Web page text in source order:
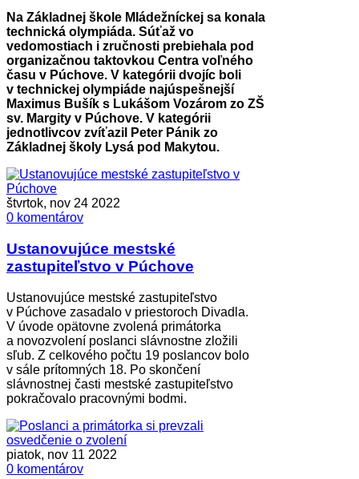
Na Základnej škole Mládežníckej sa konala
technická olympiáda. Súťaž vo
vedomostiach i zručnosti prebiehala pod
organizačnou taktovkou Centra voľného
času v Púchove. V kategórii dvojíc boli
v technickej olympiáde najúspešnejší
Maximus Bušík s Lukášom Vozárom zo ZŠ
sv. Margity v Púchove. V kategórii
jednotlivcov zvíťazil Peter Pánik zo
Základnej školy Lysá pod Makytou.
štvrtok, nov 24 2022
0 komentárov
Ustanovujúce mestské
zastupiteľstvo v Púchove
Ustanovujúce mestské zastupiteľstvo
v Púchove zasadalo v priestoroch Divadla.
V úvode opätovne zvolená primátorka
a novozvolení poslanci slávnostne zložili
sľub. Z celkového počtu 19 poslancov bolo
v sále prítomných 18. Po skončení
slávnostnej časti mestské zastupiteľstvo
pokračovalo pracovnými bodmi.
piatok, nov 11 2022
0 komentárov